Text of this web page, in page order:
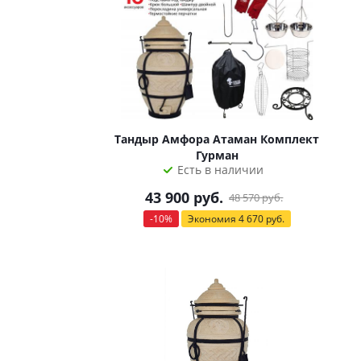
Тандыр Амфора Атаман Комплект
Гурман
Есть в наличии
43 900 руб. 48 570руб.
-10% Экономия 4 670руб.